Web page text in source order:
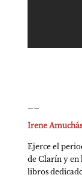
Irene
Ejerce el
de Clarín y en
libros